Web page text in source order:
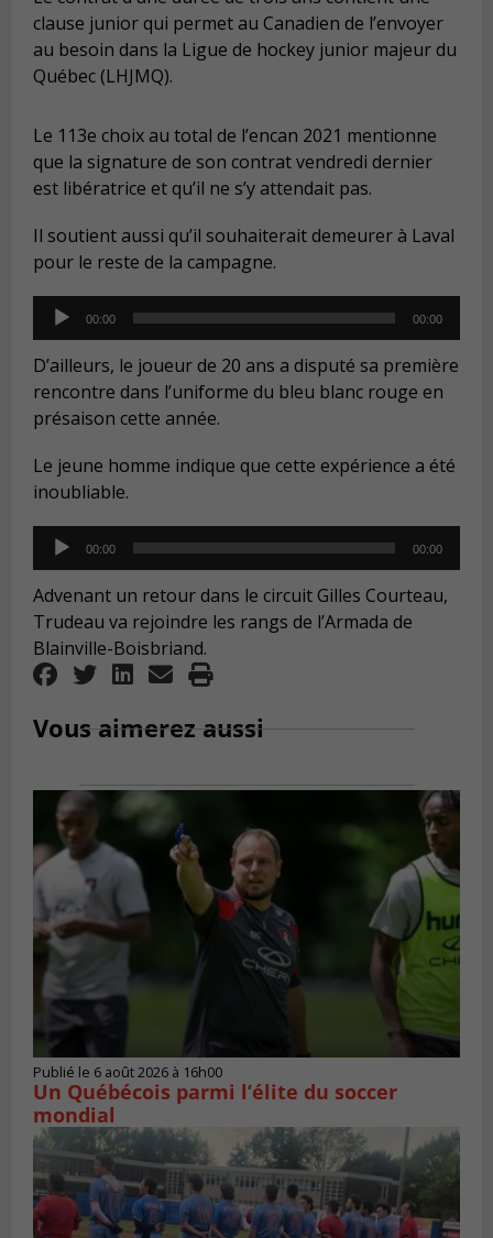
clause junior qui permet au Canadien de l’envoyer
au besoin dans la Ligue de hockey junior majeur du
Québec (LHJMQ).
Le 113e choix au total de l’encan 2021 mentionne
que la signature de son contrat vendredi dernier
est libératrice et qu’il ne s’y attendait pas.
Il soutient aussi qu’il souhaiterait demeurer à Laval
pour le reste de la campagne.
Audio
Player
00:00 00:00
D’ailleurs, le joueur de 20 ans a disputé sa première
rencontre dans l’uniforme du bleu blanc rouge en
présaison cette année.
Le jeune homme indique que cette expérience a été
inoubliable.
Audio
Player
00:00 00:00
Advenant un retour dans le circuit Gilles Courteau,
Trudeau va rejoindre les rangs de l’Armada de
Blainville-Boisbriand.
Vous aimerez aussi
Publié le 6 août 2026 à 16h00
Un Québécois parmi l’élite du soccer
mondial